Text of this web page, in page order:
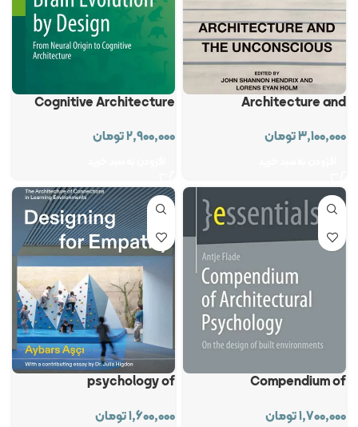
Architecture and
۳,۱۰۰,۰۰۰تومان
Cognitive Architecture
۲,۹۰۰,۰۰۰تومان
Compendium of
۱,۷۰۰,۰۰۰تومان
psychology of
۱,۶۰۰,۰۰۰تومان